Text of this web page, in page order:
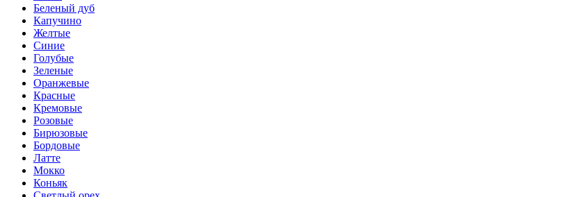
Беленый дуб
Капучино
Желтые
Синие
Голубые
Зеленые
Оранжевые
Красные
Кремовые
Розовые
Бирюзовые
Бордовые
Латте
Мокко
Коньяк